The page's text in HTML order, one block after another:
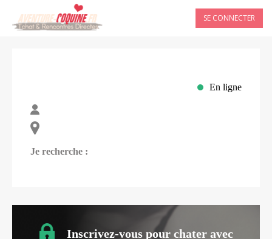
SE CONNECTER
En ligne
Je recherche :
Inscrivez-vous pour chater avec